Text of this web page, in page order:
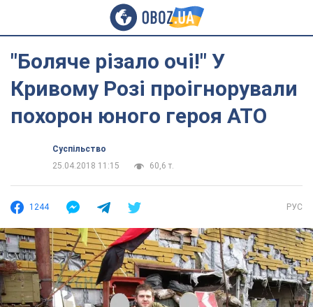
"Боляче різало очі!" У
Кривому Розі проігнорували
похорон юного героя АТО
Суспільство
25.04.2018 11:15
60,6 т.
1244 РУС